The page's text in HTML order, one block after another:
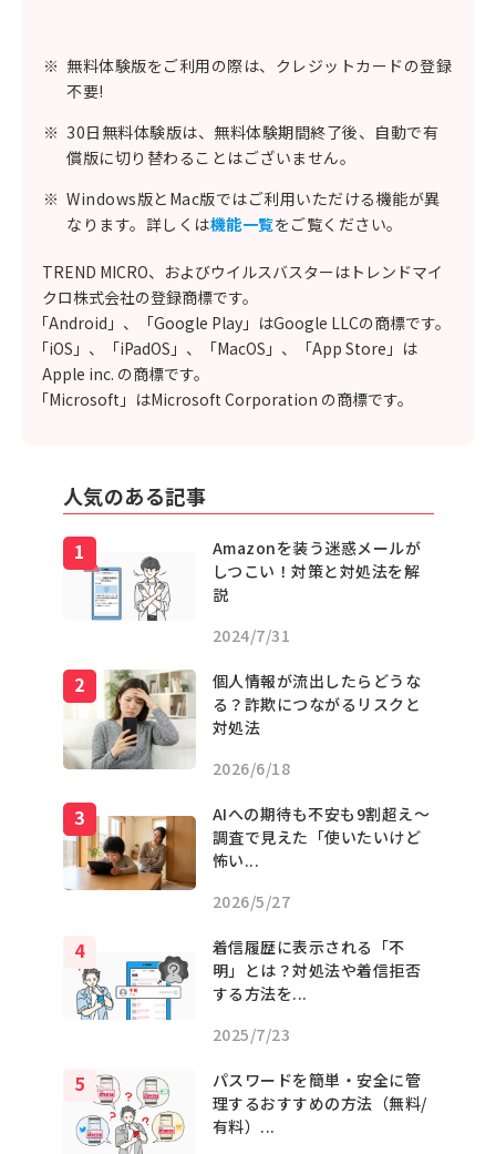
※ 無料体験版をご利用の際は、クレジットカードの登録
不要!
※ 30日無料体験版は、無料体験期間終了後、自動で有
償版に切り替わることはございません。
※ Windows版とMac版ではご利用いただける機能が異
なります。詳しくは機能一覧をご覧ください。
TREND MICRO、およびウイルスバスターはトレンドマイ
クロ株式会社の登録商標です。
「Android」、「Google Play」はGoogle LLCの商標です。
「iOS」、「iPadOS」、「MacOS」、「App Store」は
Apple inc. の商標です。
「Microsoft」はMicrosoft Corporation の商標です。
人気のある記事
Amazonを装う迷惑メールが
しつこい！対策と対処法を解
説
2024/7/31
個人情報が流出したらどうな
る？詐欺につながるリスクと
対処法
2026/6/18
AIへの期待も不安も9割超え〜
調査で見えた「使いたいけど
怖い...
2026/5/27
着信履歴に表示される「不
明」とは？対処法や着信拒否
する方法を...
2025/7/23
パスワードを簡単・安全に管
理するおすすめの方法（無料/
有料）...